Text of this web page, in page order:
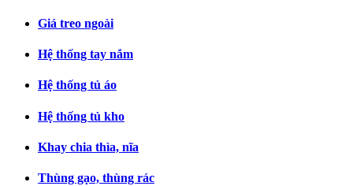
Giá treo ngoài
Hệ thống tay nắm
Hệ thống tủ áo
Hệ thống tủ kho
Khay chia thìa, nĩa
Thùng gạo, thùng rác